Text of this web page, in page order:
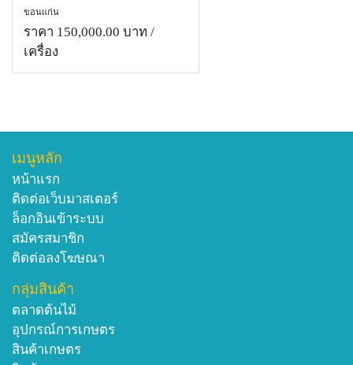
ขอนแก่น
ราคา 150,000.00 บาท /
เครื่อง
เมนูหลัก
หน้าแรก
ติดต่อเว็บมาสเตอร์
ล็อกอินเข้าระบบ
สมัครสมาชิก
ติดต่อลงโฆษณา
กลุ่มสินค้า
ตลาดต้นไม้
อุปกรณ์การเกษตร
สินค้าเกษตร